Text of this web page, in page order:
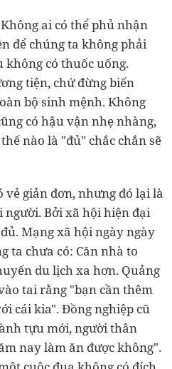
ai có thể phủ nhận
để chúng ta không phải
không có thuốc uống.
tiện, chứ đừng biến
bộ sinh mệnh. Không
có hậu vận nhẹ nhàng,
nào là "đủ" chắc chắn sẽ
vẻ giản đơn, nhưng đó lại là
Bởi xã hội hiện đại
Mạng xã hội ngày ngày
ta chưa có: Căn nhà to
du lịch xa hơn. Quảng
tai rằng "bạn cần thêm
cái kia". Đồng nghiệp cũ
tựu mới, người thân
nay làm ăn được không".